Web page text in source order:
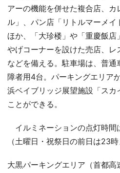
アーの機能を併せた複合店、
ル」、パン店「リトルマーメ
ほか、「大珍楼」や「重慶飯
やげコーナーを設けた売店、
などを備える。駐車場は、普
障者用4台。パーキングエリア
浜ベイブリッジ展望施設「スカ
ことができる。
イルミネーションの点灯時間
（土曜日・祝祭日の前日は23時
大黒パーキングエリア（首都高